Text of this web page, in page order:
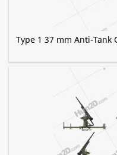
Type 1 37 mm Anti-Tank